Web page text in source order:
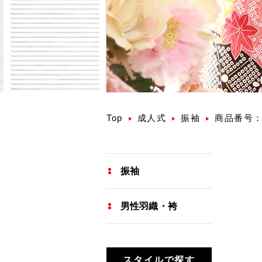
Top 成人式 振袖 商品番号
振袖
男性羽織・袴
スタイルで探す